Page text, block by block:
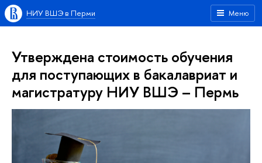
Меню
НИУ ВШЭ в Перми
Утверждена стоимость обучения
для поступающих в бакалавриат и
магистратуру НИУ ВШЭ – Пермь